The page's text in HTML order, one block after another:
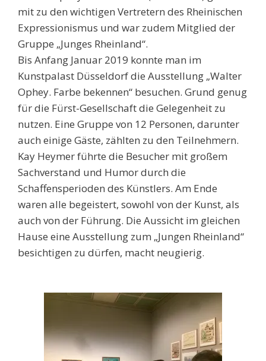
mit zu den wichtigen Vertretern des Rheinischen
Expressionismus und war zudem Mitglied der
Gruppe „Junges Rheinland“.
Bis Anfang Januar 2019 konnte man im
Kunstpalast Düsseldorf die Ausstellung „Walter
Ophey. Farbe bekennen“ besuchen. Grund genug
für die Fürst-Gesellschaft die Gelegenheit zu
nutzen. Eine Gruppe von 12 Personen, darunter
auch einige Gäste, zählten zu den Teilnehmern.
Kay Heymer führte die Besucher mit großem
Sachverstand und Humor durch die
Schaffensperioden des Künstlers. Am Ende
waren alle begeistert, sowohl von der Kunst, als
auch von der Führung. Die Aussicht im gleichen
Hause eine Ausstellung zum „Jungen Rheinland“
besichtigen zu dürfen, macht neugierig.